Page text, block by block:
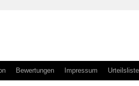
Bewertungen Impressum